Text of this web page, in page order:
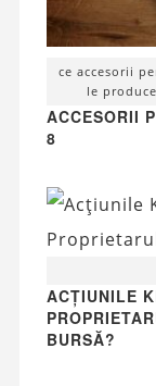
ce accesorii
le
ACCESORII
8
ACȚIUNILE
BURSĂ?